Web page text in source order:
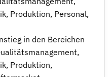
Produktion, Personal,
in den Bereichen
Produktion,